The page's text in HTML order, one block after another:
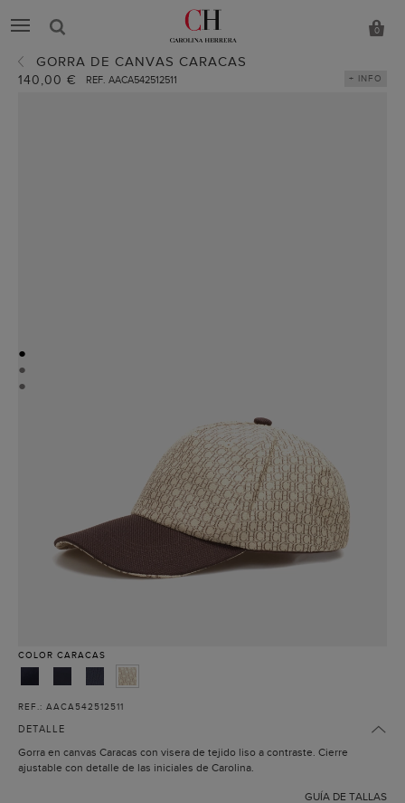
0
GORRA DE CANVAS CARACAS
140,00 € REF. AACA542512511 + INFO
●
●
●
COLOR CARACAS
REF.: AACA542512511
DETALLE
Gorra en canvas Caracas con visera de tejido liso a contraste. Cierre
ajustable con detalle de las iniciales de Carolina.
GUÍA DE TALLAS